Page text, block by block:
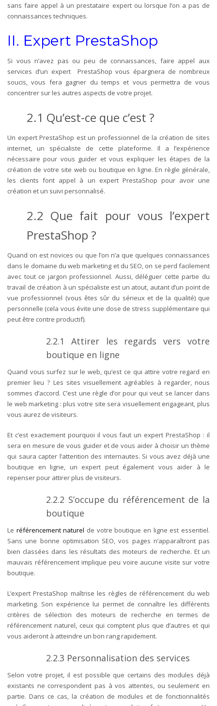
sans faire appel à un prestataire expert ou lorsque l’on a pas de
connaissances techniques.
II. Expert PrestaShop
Si vous n’avez pas ou peu de connaissances, faire appel aux
services d’un expert PrestaShop vous épargnera de nombreux
soucis, vous fera gagner du temps et vous permettra de vous
concentrer sur les autres aspects de votre projet.
2.1 Qu’est-ce que c’est ?
Un expert PrestaShop est un professionnel de la création de sites
internet, un spécialiste de cette plateforme. Il a l’expérience
nécessaire pour vous guider et vous expliquer les étapes de la
création de votre site web ou boutique en ligne. En règle générale,
les clients font appel à un expert PrestaShop pour avoir une
création et un suivi personnalisé.
2.2 Que fait pour vous l’expert
PrestaShop ?
Quand on est novices ou que l’on n’a que quelques connaissances
dans le domaine du web marketing et du SEO, on se perd facilement
avec tout ce jargon professionnel. Aussi, déléguer cette partie du
travail de création à un spécialiste est un atout, autant d’un point de
vue professionnel (vous êtes sûr du sérieux et de la qualité) que
personnelle (cela vous évite une dose de stress supplémentaire qui
peut être contre productif).
2.2.1 Attirer les regards vers votre
boutique en ligne
Quand vous surfez sur le web, qu’est ce qui attire votre regard en
premier lieu ? Les sites visuellement agréables à regarder, nous
sommes d’accord. C’est une règle d’or pour qui veut se lancer dans
le web marketing : plus votre site sera visuellement engageant, plus
vous aurez de visiteurs.
Et c’est exactement pourquoi il vous faut un expert PrestaShop : il
sera en mesure de vous guider et de vous aider à choisir un thème
qui saura capter l’attention des internautes. Si vous avez déjà une
boutique en ligne, un expert peut également vous aider à le
repenser pour attirer plus de visiteurs.
2.2.2 S’occupe du référencement de la
boutique
Le référencement naturel de votre boutique en ligne est essentiel.
Sans une bonne optimisation SEO, vos pages n’apparaîtront pas
bien classées dans les résultats des moteurs de recherche. Et un
mauvais référencement implique peu voire aucune visite sur votre
boutique.
L’expert PrestaShop maîtrise les règles de référencement du web
marketing. Son expérience lui permet de connaître les différents
critères de sélection des moteurs de recherche en termes de
référencement naturel, ceux qui comptent plus que d’autres et qui
vous aideront à atteindre un bon rang rapidement.
2.2.3 Personnalisation des services
Selon votre projet, il est possible que certains des modules déjà
existants ne correspondent pas à vos attentes, ou seulement en
partie. Dans ce cas, la création de modules et de fonctionnalités